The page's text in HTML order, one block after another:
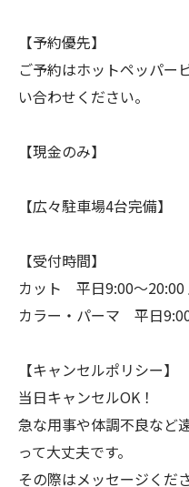
【予約優先】
ご予約はホットペッパー
い合わせください。
【現金のみ】
【広々駐車場4台完備】
【受付時間】
カット 平日9:00〜20:00
カラー・パーマ 平日
【キャンセルポリシー】
当日キャンセルOK！
急な用事や体調不良など
って大丈夫です。
その際はメッセージくだ